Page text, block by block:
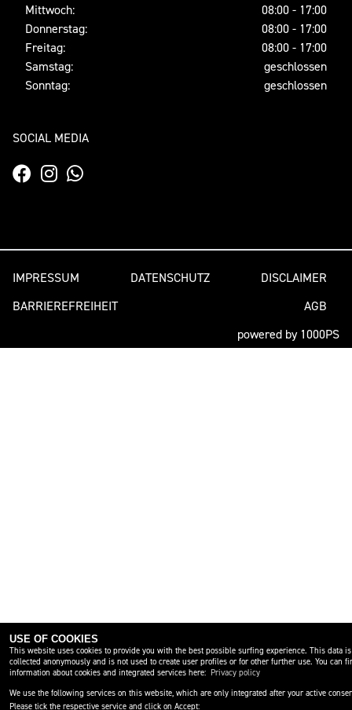
Mittwoch:
08:00 - 17:00
Donnerstag:
08:00 - 17:00
Freitag:
08:00 - 17:00
Samstag:
geschlossen
Sonntag:
geschlossen
SOCIAL MEDIA
AGB
IMPRESSUM DATENSCHUTZ
DISCLAIMER
BARRIEREFREIHEIT
powered by 1000PS
USE OF COOKIES
This website uses cookies to provide you with the best possible surfing experience. This data is
collected anonymously and is not used to create user profiles or for other further use. You can
information about cookies and integrated services here: Privacy policy
We use the following services on this website, which are only integrated after your active
Please tick the respective service and click on Accept: